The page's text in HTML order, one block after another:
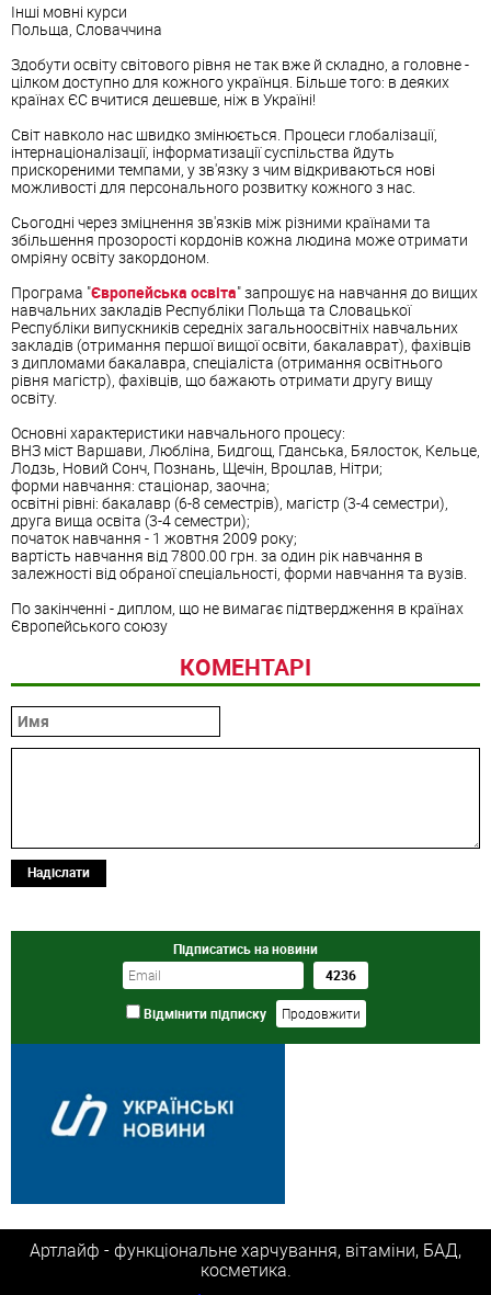
Інші мовні курси
Польща, Словаччина
Здобути освіту світового рівня не так вже й складно, а головне -
цілком доступно для кожного українця. Більше того: в деяких
країнах ЄС вчитися дешевше, ніж в Україні!
Світ навколо нас швидко змінюється. Процеси глобалізації,
інтернаціоналізації, інформатизації суспільства йдуть
прискореними темпами, у зв'язку з чим відкриваються нові
можливості для персонального розвитку кожного з нас.
Сьогодні через зміцнення зв'язків між різними країнами та
збільшення прозорості кордонів кожна людина може отримати
омріяну освіту закордоном.
Програма "Європейська освіта" запрошує на навчання до вищих
навчальних закладів Республіки Польща та Словацької
Республіки випускників середніх загальноосвітніх навчальних
закладів (отримання першої вищої освіти, бакалаврат), фахівців
з дипломами бакалавра, спеціаліста (отримання освітнього
рівня магістр), фахівців, що бажають отримати другу вищу
освіту.
Основні характеристики навчального процесу:
ВНЗ міст Варшави, Любліна, Бидгощ, Гданська, Бялосток, Кельце,
Лодзь, Новий Сонч, Познань, Щечін, Вроцлав, Нітри;
форми навчання: стаціонар, заочна;
освітні рівні: бакалавр (6-8 семестрів), магістр (3-4 семестри),
друга вища освіта (3-4 семестри);
початок навчання - 1 жовтня 2009 року;
вартість навчання від 7800.00 грн. за один рік навчання в
залежності від обраної спеціальності, форми навчання та вузів.
По закінченні - диплом, що не вимагає підтвердження в країнах
Європейського союзу
КОМЕНТАРІ
Надіслати
Підписатись на новини
Відмінити підписку
Артлайф - функціональне харчування, вітаміни, БАД,
косметика.